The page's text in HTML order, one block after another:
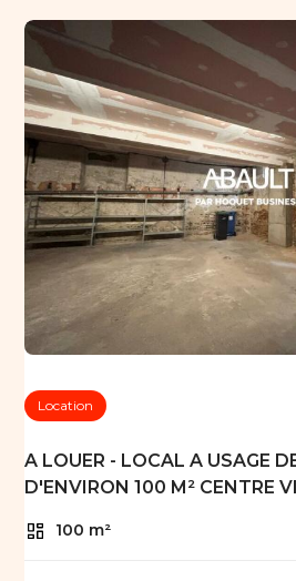
Location
A LOUER - LOCAL A USAGE
D'ENVIRON 100 M² CENTRE
100 m²